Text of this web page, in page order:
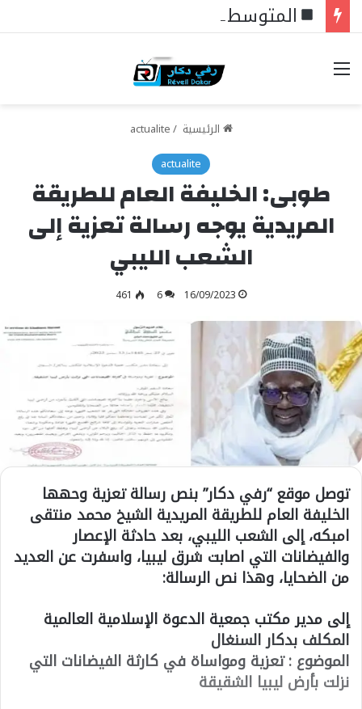
المتوسط ينتظر من يقود المستقبل… هل تكون إيطاليا صاحبة المبادرة؟
خيارات
الرئيسية /
actualite
actualite
طوبى: الخليفة العام للطريقة
المريدية يوجه رسالة تعزية إلى
الشعب الليبي
16/09/2023
6
461
توصل موقع “رفي دكار” بنص رسالة تعزية وحهها
الخليفة العام للطريقة المريدية الشيخ محمد منتقى
امبكه، إلى الشعب الليبي، بعد حادثة الإعصار
والفيضانات التي اصابت شرق ليبيا، واسفرت عن العديد
من الضحايا، وهذا نص الرسالة:
إلى مدير مكتب جمعية الدعوة الإسلامية العالمية
المكلف بدكار السنغال
الموضوع : تعزية ومواساة في كارثة الفيضانات التي
نزلت بأرض ليبيا الشقيقة